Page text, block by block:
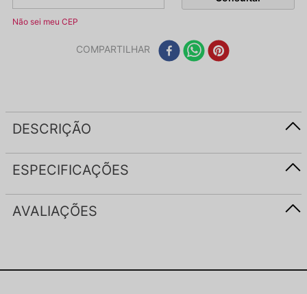
Não sei meu CEP
COMPARTILHAR
DESCRIÇÃO
ESPECIFICAÇÕES
AVALIAÇÕES